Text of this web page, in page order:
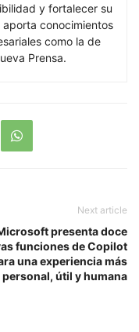
y fortalecer su
conocimientos
como la de
Prensa.
Next article
presenta doce
funciones de Copilot
una experiencia más
personal, útil y humana